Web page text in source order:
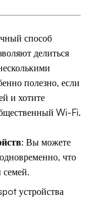
способ
делиться
полезно, если
и хотите
Wi-Fi.
: Вы можете
что
семей.
устройства